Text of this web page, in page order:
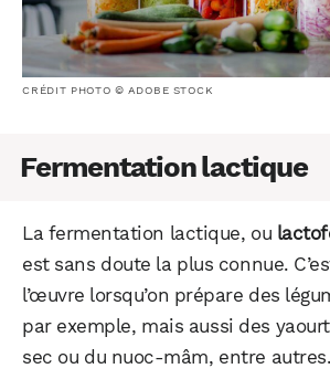
CRÉDIT PHOTO © ADOBE STOCK
Fermentation lactique
La fermentation lactique, ou
est sans doute la plus connue.
l’œuvre lorsqu’on prépare des
par exemple, mais aussi des
sec ou du nuoc-mâm, entre autres.